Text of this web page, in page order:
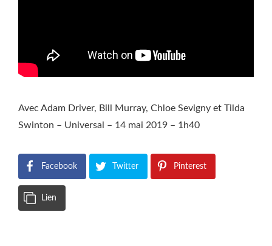
Avec Adam Driver, Bill Murray, Chloe Sevigny et Tilda
Swinton – Universal – 14 mai 2019 – 1h40
Facebook Twitter Pinterest
Lien